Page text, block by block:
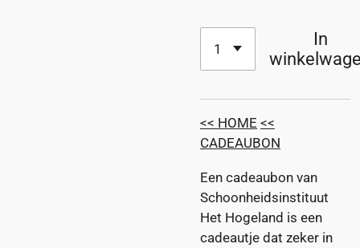
In
<< HOME <<
CADEAUBON
Een cadeaubon van
Schoonheidsinstituut
Het Hogeland is een
cadeautje dat zeker in